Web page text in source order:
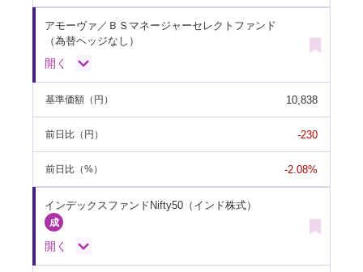
アモーヴァ／ＢＳマネージャーセレクトファンド
（為替ヘッジなし）
開く
基準価額 （円） 10,838
前日比 （円） -230
前日比 （%） -2.08%
インデックスファンドNifty50（インド株式）
開く